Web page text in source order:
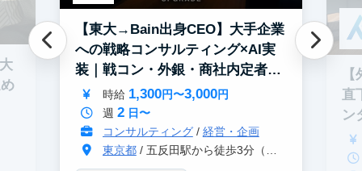
【東大→Bain出身CEO】大手企業
への戦略コンサルティング×AI実
装｜戦コン・外銀・商社内定者多
数
時給 1,300円〜3,000円
週 2日〜
コンサルティング/ 経営・企画
東京都/ 五反田駅から徒歩3分（大崎駅から徒歩8分）
直
ン